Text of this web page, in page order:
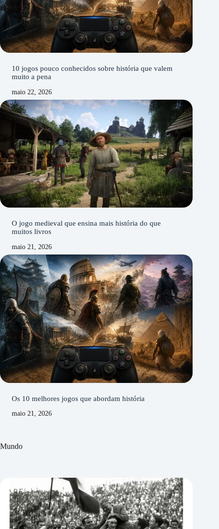
10 jogos pouco conhecidos sobre história que valem
muito a pena
maio 22, 2026
O jogo medieval que ensina mais história do que
muitos livros
maio 21, 2026
Os 10 melhores jogos que abordam história
maio 21, 2026
Mundo